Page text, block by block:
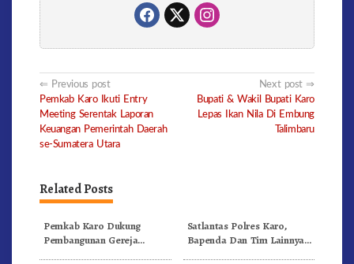
Post
navigation
Previous post
Pemkab Karo Ikuti Entry
Meeting Serentak Laporan
Keuangan Pemerintah Daerah
se-Sumatera Utara
Next post
Bupati & Wakil Bupati Karo
Lepas Ikan Nila Di Embung
Talimbaru
Related Posts
Pemkab Karo Dukung
Pembangunan Gereja
Satlantas Polres Karo,
Bapenda Dan Tim Lainnya